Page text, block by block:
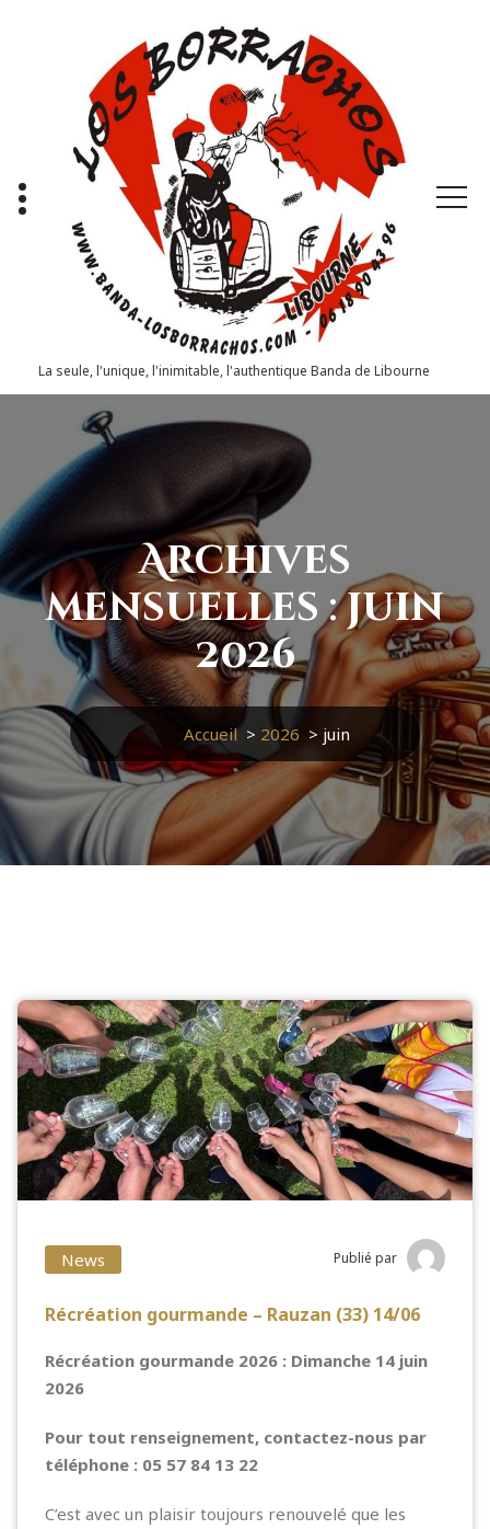
La seule, l'unique, l'inimitable, l'authentique Banda de Libourne
Archives
mensuelles : juin
2026
Accueil > 2026 > juin
News Publié par
Récréation gourmande – Rauzan (33) 14/06
Récréation gourmande 2026 : Dimanche 14 juin
2026
Pour tout renseignement, contactez-nous par
téléphone : 05 57 84 13 22
C’est avec un plaisir toujours renouvelé que les